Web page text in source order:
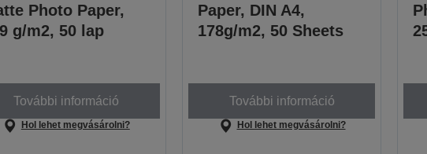
Photo Paper,
g/m2, 50 lap
További információ
Hol lehet megvásárolni?
Paper, DIN A4,
178g/m2, 50 Sheets
További információ
Hol lehet megvásárolni?